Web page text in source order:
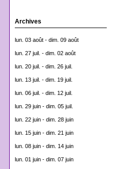
Archives
lun. 03 août - dim. 09 août
lun. 27 juil. - dim. 02 août
lun. 20 juil. - dim. 26 juil.
lun. 13 juil. - dim. 19 juil.
lun. 06 juil. - dim. 12 juil.
lun. 29 juin - dim. 05 juil.
lun. 22 juin - dim. 28 juin
lun. 15 juin - dim. 21 juin
lun. 08 juin - dim. 14 juin
lun. 01 juin - dim. 07 juin